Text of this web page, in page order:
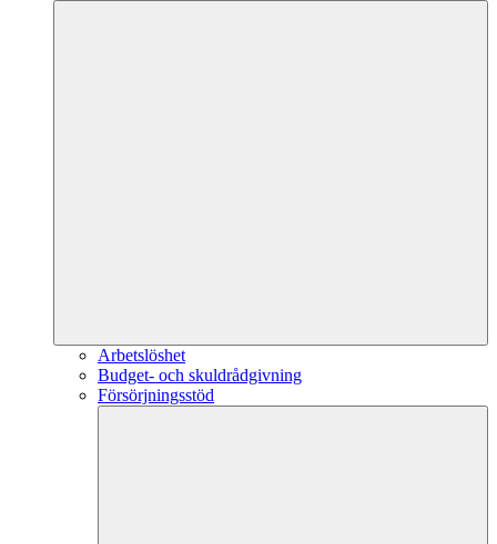
Arbetslöshet
Budget- och skuldrådgivning
Försörjningsstöd